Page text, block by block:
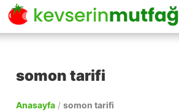
somon tarifi
Anasayfa / somon tarifi